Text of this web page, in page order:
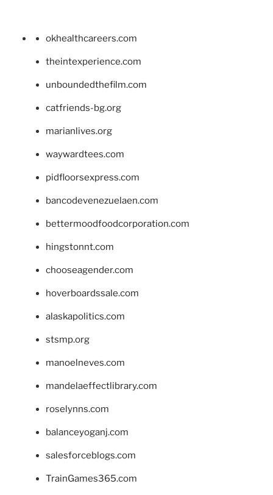
okhealthcareers.com
theintexperience.com
unboundedthefilm.com
catfriends-bg.org
marianlives.org
waywardtees.com
pidfloorsexpress.com
bancodevenezuelaen.com
bettermoodfoodcorporation.com
hingstonnt.com
chooseagender.com
hoverboardssale.com
alaskapolitics.com
stsmp.org
manoelneves.com
mandelaeffectlibrary.com
roselynns.com
balanceyoganj.com
salesforceblogs.com
TrainGames365.com